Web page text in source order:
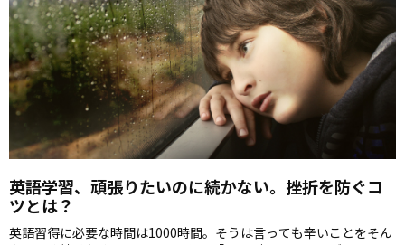
英語学習、頑張りたいのに続かない。挫折を防ぐコ
ツとは？
英語習得に必要な時間は1000時間。そうは言っても辛いことをそん